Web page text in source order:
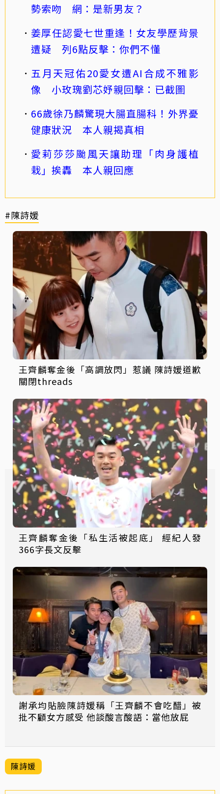
勢索吻 網：是新男友？
姜厚任認愛七世重逢！女友學歷背景
遭疑 列6點反擊：你們不懂
五月天冠佑20愛女遭AI合成不雅影
像 小玫瑰劉芯妤親回擊：已截圖
66歲徐乃麟驚現大腸直腸科！外界憂
健康狀況 本人親揭真相
愛莉莎莎颱風天讓助理「肉身護植
栽」挨轟 本人親回應
#陳詩媛
王齊麟奪金後「高調放閃」惹議 陳詩媛道歉
關閉threads
王齊麟奪金後「私生活被起底」 經紀人發
366字長文反擊
謝承均貼臉陳詩媛稱「王齊麟不會吃醋」被
批不顧女方感受 他談酸言酸語：當他放屁
陳詩媛